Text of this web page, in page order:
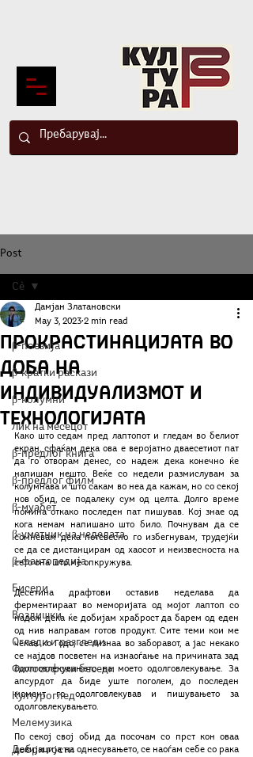
Post
Сè
β-поезија
β-кратки раскази
β-колумни
Лик на месецот
β-предлог книга
β-предлог филм
β-муабет
β-уметник на неделата
β-фактопедија
Бисери
Воздишки
Огледи и разгледи
Философски беседи
Културоглед
Мелемузика
Добри гости
Сè
Прокрастинацијата во
доба на
индивидуализмот и
технологијата
Дамјан Златановски
May 3, 2023 2 min read
Како што седам пред лаптопот и гледам во белиот
екран, сфаќам дека ова е веројатно дваесетиот пат
да го отворам денес, со надеж дека конечно ќе
напишам нешто. Веќе со недели размислувам за
колумнава и што сакам во неа да кажам, но со секој
нов обид, се подалеку сум од целта. Долго време
помина откако последен пат пишував. Кој знае од
кога немам напишано што било. Почнувам да се
сомневам дека потсвесно го избегнувам, трудејќи
се да се дистанцирам од хаосот и неизвесноста на
сето она што ме опкружува.
Десетина драфтови оставив неделава да
ферментираат во меморијата од мојот лаптоп со
надеж дека ќе добијам храброст да барем од еден
од нив направам готов продукт. Сите теми кои ме
чекаа ко Годо, се лизнаа во заборавот, а јас некако
се најдов посветен на изнаоѓање на причината зад
одолговлекувањето на моето одолговлекување. За
апсурдот да биде уште поголем, до последен
момент го одолговлекував и пишувањето за
одолговлекувањето.
По секој свој обид да посочам со прст кон оваа
девијација на однесувањето, се наоѓам себе со рака